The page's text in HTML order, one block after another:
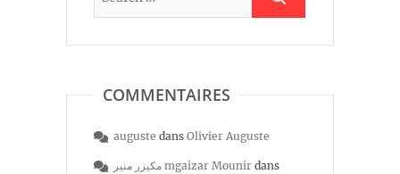
COMMENTAIRES
auguste dans Olivier Auguste
مكيزر منير mgaizar Mounir dans